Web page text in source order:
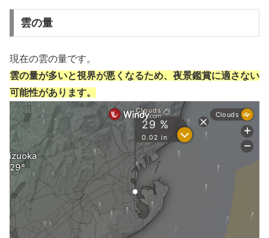
雲の量
現在の雲の量です。
雲の量が多いと視界が悪くなるため、夜景鑑賞に適さない
可能性があります。